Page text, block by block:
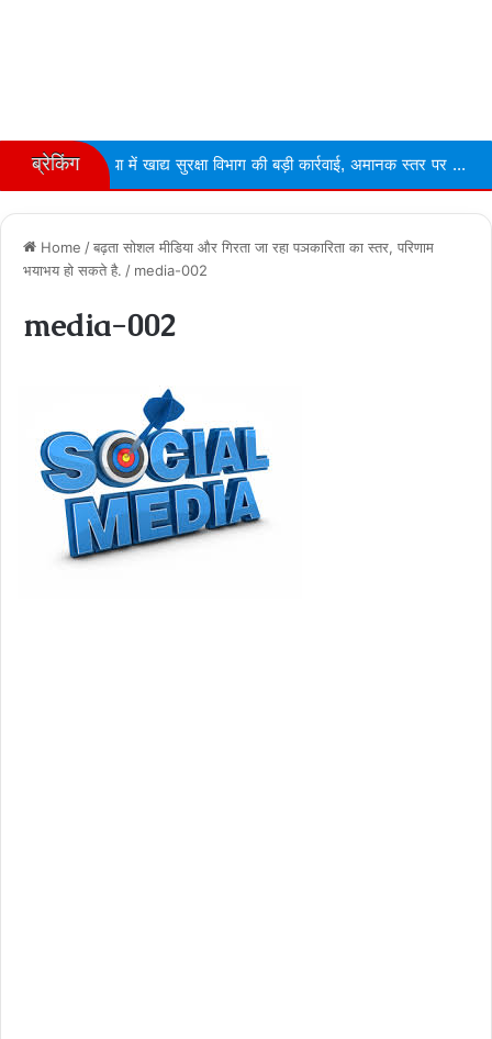
ब्रेकिंग
में खाद्य सुरक्षा विभाग की बड़ी कार्रवाई, अमानक स्तर पर ...
Home /बढ़ता सोशल मीडिया और गिरता जा रहा पञकारिता का स्‍तर, परिणाम
भयाभय हो सकते है. / media-002
media-002